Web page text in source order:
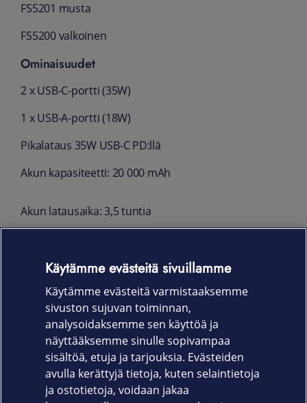
FS5201 musta
FS5200 valkoinen
Ominaisuudet
2 x USB-C-portti (35W)
1 x USB-A-portti (18W)
Pikalataus 35W USB-C PD:llä
Akun kapasiteetti: 20 000 mAh
Akun latausaika: 3,5 tuntia
Koko: 14,3 x 7,7 x 2,8 cm
Paino: 400 g
Takuu
24 kk
Käytämme evästeitä sivuillamme
Käytämme evästeitä varmistaaksemme
sivuston sujuvan toiminnan,
analysoidaksemme sen käyttöä ja
näyttääksemme sinulle sopivampaa
sisältöä, etuja ja tarjouksia. Evästeiden
avulla kerättyjä tietoja, kuten selaintietoja
ja ostotietoja, voidaan jakaa